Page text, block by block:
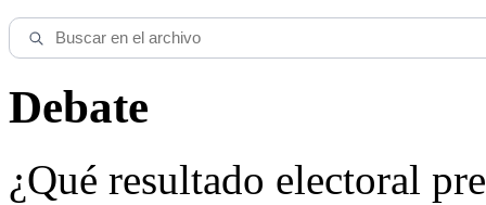
Debate
¿Qué resultado electoral